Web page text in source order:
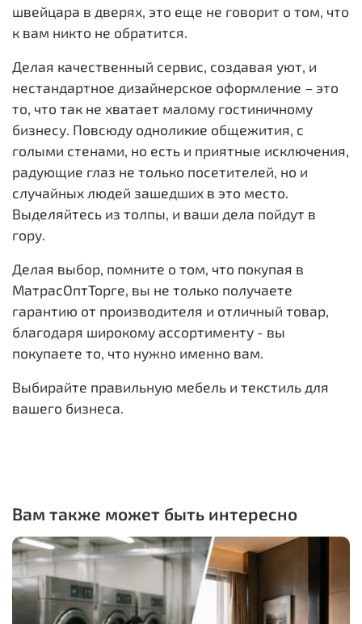
швейцара в дверях, это еще не говорит о том, что
к вам никто не обратится.
Делая качественный сервис, создавая уют, и
нестандартное дизайнерское оформление – это
то, что так не хватает малому гостиничному
бизнесу. Повсюду одноликие общежития, с
голыми стенами, но есть и приятные исключения,
радующие глаз не только посетителей, но и
случайных людей зашедших в это место.
Выделяйтесь из толпы, и ваши дела пойдут в
гору.
Делая выбор, помните о том, что покупая в
МатрасОптТорге, вы не только получаете
гарантию от производителя и отличный товар,
благодаря широкому ассортименту - вы
покупаете то, что нужно именно вам.
Выбирайте правильную мебель и текстиль для
вашего бизнеса.
Вам также может быть интересно